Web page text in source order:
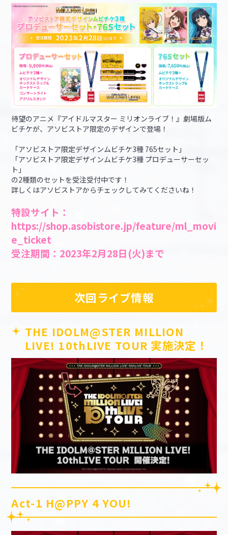
待望のアニメ『アイドルマスター ミリオンライブ！』劇場版ム
ビチケが、アソビストア限定のデザインで登場！
「アソビストア限定デザインムビチケ3種 765セット」
「アソビストア限定デザインムビチケ3種 プロデューサーセッ
ト」
の2種類のセットを受注受付中です！
詳しくはアソビストアからチェックしてみてくださいね！
特設サイト：
https://shop.asobistore.jp/feature/ml_movi
e_ticket
受注期間：2023年2月28日(火)まで
次回ライブ情報
THE IDOLM@STER MILLION
LIVE! 10thLIVE TOUR 実施決定！
Act-1 H@PPY 4 YOU!